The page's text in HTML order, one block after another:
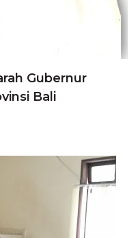
Gubernur
Bali